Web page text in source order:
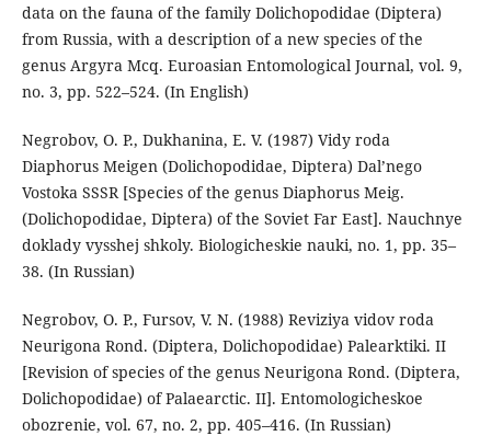
data on the fauna of the family Dolichopodidae (Diptera)
from Russia, with a description of a new species of the
genus Argyra Mcq. Euroasian Entomological Journal, vol. 9,
no. 3, pp. 522–524. (In English)
Negrobov, O. P., Dukhanina, E. V. (1987) Vidy roda
Diaphorus Meigen (Dolichopodidae, Diptera) Dal’nego
Vostoka SSSR [Species of the genus Diaphorus Meig.
(Dolichopodidae, Diptera) of the Soviet Far East]. Nauchnye
doklady vysshej shkoly. Biologicheskie nauki, no. 1, pp. 35–
38. (In Russian)
Negrobov, O. P., Fursov, V. N. (1988) Reviziya vidov roda
Neurigona Rond. (Diptera, Dolichopodidae) Palearktiki. II
[Revision of species of the genus Neurigona Rond. (Diptera,
Dolichopodidae) of Palaearctic. II]. Entomologicheskoe
obozrenie, vol. 67, no. 2, pp. 405–416. (In Russian)